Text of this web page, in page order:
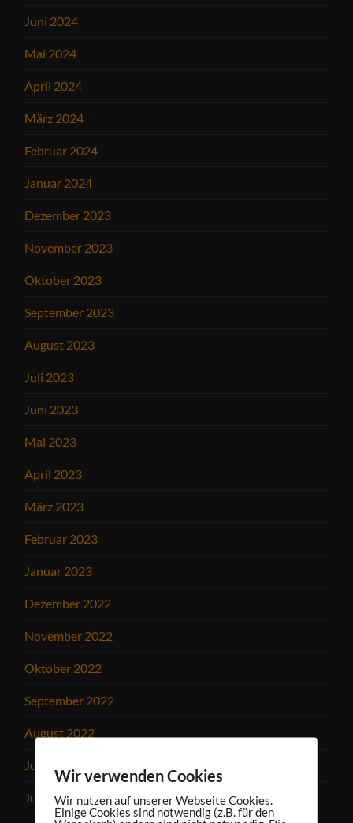
Juni 2024
Mai 2024
April 2024
März 2024
Februar 2024
Januar 2024
Dezember 2023
November 2023
Oktober 2023
September 2023
August 2023
Juli 2023
Juni 2023
Mai 2023
April 2023
März 2023
Februar 2023
Januar 2023
Dezember 2022
November 2022
Oktober 2022
September 2022
August 2022
Juli 2022
Juni 2022
Wir verwenden Cookies
Wir nutzen auf unserer Webseite Cookies.
Einige Cookies sind notwendig (z.B. für den